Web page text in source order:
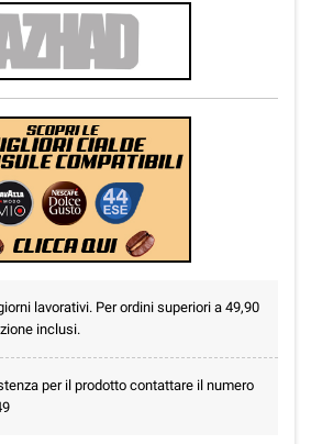
lavorativi. Per ordini superiori a 49,90
inclusi.
per il prodotto contattare il numero